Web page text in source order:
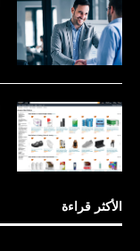
الأكثر قراءة